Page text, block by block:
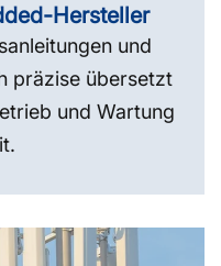
Hersteller
und
präzise übersetzt
und Wartung